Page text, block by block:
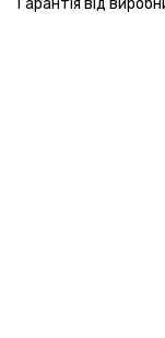
Гарантія від